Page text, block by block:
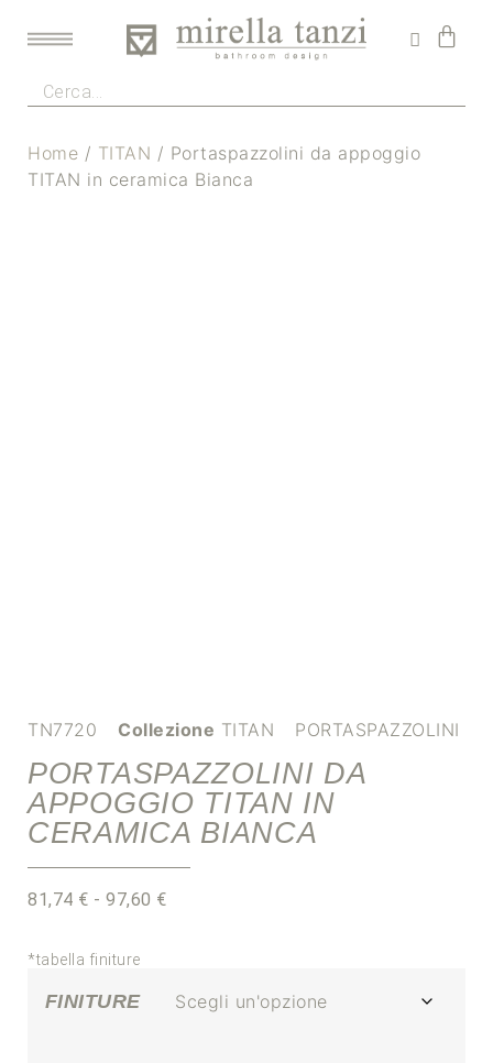
Home / TITAN / Portaspazzolini da appoggio
TITAN in ceramica Bianca
TN7720 Collezione TITAN PORTASPAZZOLINI
PORTASPAZZOLINI DA
APPOGGIO TITAN IN
CERAMICA BIANCA
81,74 € - 97,60 €
*tabella finiture
FINITURE